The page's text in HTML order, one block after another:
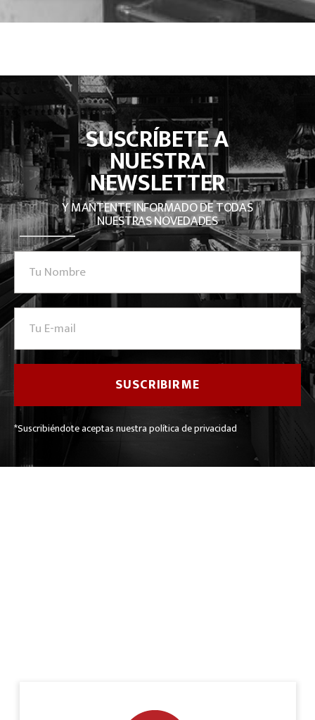
SUSCRÍBETE A
NUESTRA
NEWSLETTER
Y MANTENTE INFORMADO DE TODAS
NUESTRAS NOVEDADES
*Suscribiéndote aceptas nuestra política de privacidad